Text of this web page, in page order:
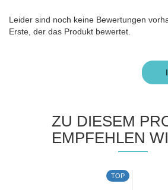
Leider sind noch keine Bewertungen
Erste, der das Produkt bewertet.
ZU DIESEM
EMPFEHLEN
TOP